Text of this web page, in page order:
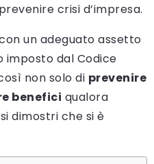
crisi d’impresa.
un adeguato assetto
imposto dal Codice
non solo di prevenire
benefici qualora
dimostri che si è